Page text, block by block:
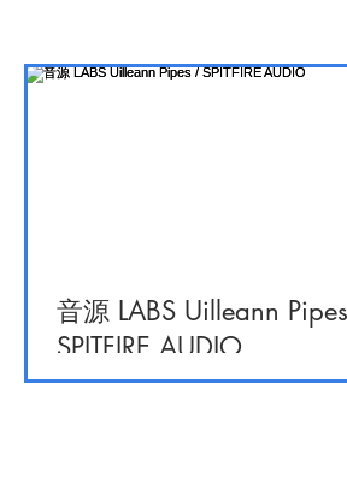
音源 LABS Uilleann
SPITFIRE AUDIO